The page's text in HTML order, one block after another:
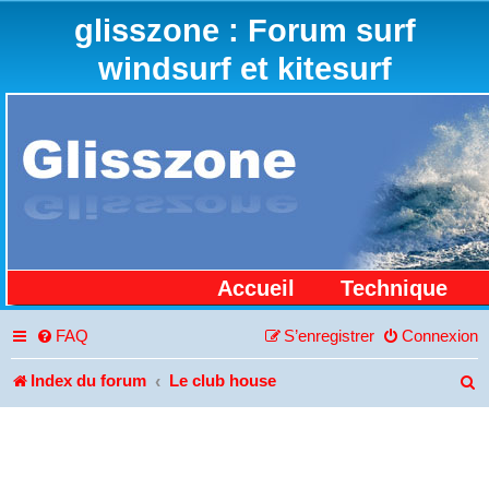
glisszone : Forum surf
windsurf et kitesurf
Accueil Technique
FAQ Connexion
S’enregistrer
Index du forum Le club house